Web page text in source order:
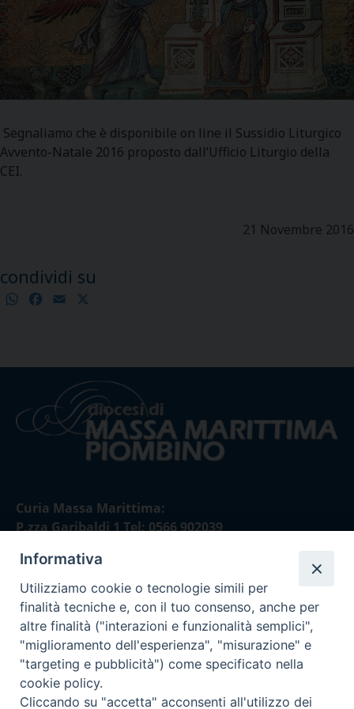
Segnaliamo che è disponibile on line il Sussidio Liturgico
Avvento-Natale 2016 proposto dall’Ufficio Liturgio della
CEI.
21 Novembre 2016
condividi su
WhatsApp
Facebook
Email
Curia Massa Marittima:
P.zza Garibaldi 1 Tel: 0566 902039
Curia Piombino:
Via Don Minzoni,58/A Tel e Fax: 0565 32036
E-mail:
curia@diocesimassamarittima.it
Informativa
Utilizziamo cookie o tecnologie simili per
finalità tecniche e, con il tuo consenso, anche per
altre finalità ("interazioni e funzionalità semplici",
"miglioramento dell'esperienza", "misurazione" e
"targeting e pubblicità") come specificato nella
cookie policy.
Cliccando su "accetta" acconsenti all'utilizzo dei